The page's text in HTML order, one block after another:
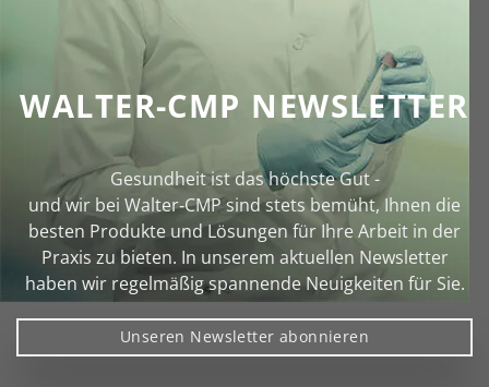
WALTER-CMP NEWSLETTER
Gesundheit ist das höchste Gut -
und wir bei Walter‑CMP sind stets bemüht, Ihnen die
besten Produkte und Lösungen für Ihre Arbeit in der
Praxis zu bieten. In unserem aktuellen Newsletter
haben wir regelmäßig spannende Neuigkeiten für Sie.
Unseren Newsletter abonnieren